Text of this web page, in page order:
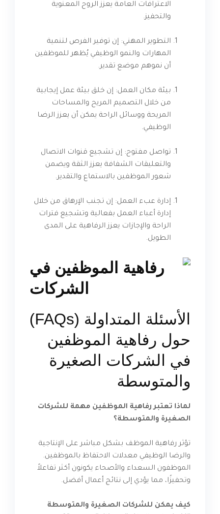
الاعترافات العامة يعزز الروح المعنوية
والتحفيز.
التطوير المهني: إن توفير الفرص لتنمية
المهارات والنمو الوظيفي يُظهر للموظفين
أن نموهم موضع تقدير.
بيئة مكان العمل: إن خلق بيئة عمل إيجابية
من خلال التصميم المريح والمساحات
المريحة ووسائل الراحة يمكن أن يعزز الرضا
الوظيفي.
تواصل مفتوح: إن تشجيع قنوات الاتصال
والتعليقات الشفافة يعزز الثقة ويضمن
شعور الموظفين بالاستماع والتقدير.
إدارة عبء العمل: إن تجنب الإرهاق من خلال
إدارة أعباء العمل بفعالية وتشجيع فترات
الراحة والإجازات يعزز الرفاهية على المدى
الطويل.
الأسئلة المتداولة (FAQs)
حول رفاهية الموظفين
في الشركات الصغيرة
والمتوسطة
لماذا تعتبر رفاهية الموظفين مهمة للشركات
الصغيرة والمتوسطة؟
تؤثر رفاهية الموظف بشكل مباشر على الإنتاجية
والرضا الوظيفي معدلات الاحتفاظ بالموظفين.
الموظفون السعداء والأصحاء يكونون أكثر تفاعلاً
وتحفيزًا، مما يؤدي إلى نتائج أعمال أفضل.
كيف يمكن للشركات الصغيرة والمتوسطة